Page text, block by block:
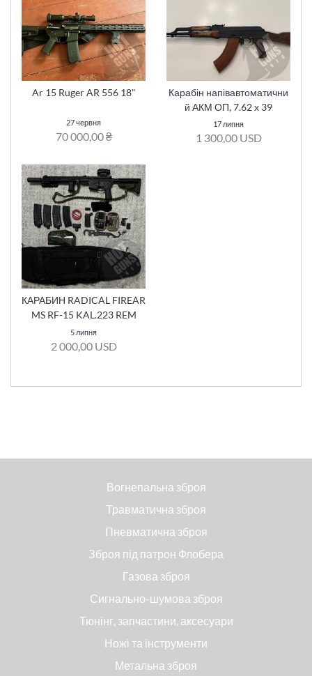
Ar 15 Ruger AR 556 18"
27 червня
70 000,00 ₴
Карабін напівавтоматични
й АКМ ОП, 7.62 х 39
17 липня
1 300,00 USD
КАРАБИН RADICAL FIREAR
MS RF-15 KAL.223 REM
5 липня
2 000,00 USD
Вогнепальна зброя
Травматична зброя
Пневматична зброя
Зброя під патрон Флобера
Газова зброя
Сигнально-шумова зброя
Тюнінг, запчастини, аксесуари
Ножі та інструменти
Метальна зброя